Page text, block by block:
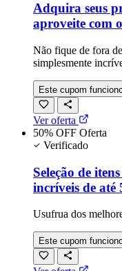
Adquira seus
aproveite com
Não fique de fora
simplesmente
Este cupom
Ver oferta
50% OFF Oferta
Verificado
Seleção de
incríveis de até
Usufrua dos
Este cupom